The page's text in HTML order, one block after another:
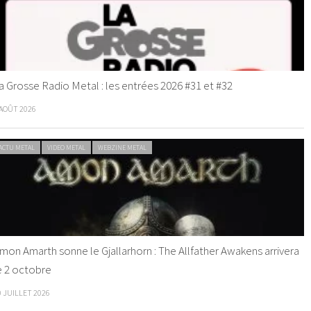
Grosse Radio Metal : les entrées 2026 #31 et #32
2026
METAL VIDEO METAL WEBZINE METAL
Amarth sonne le Gjallarhorn : The Allfather Awakens arrivera
2 octobre
JUILLET 2026